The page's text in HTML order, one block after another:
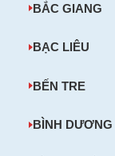
BẮC GIANG
BẠC LIÊU
BẾN TRE
BÌNH DƯƠNG